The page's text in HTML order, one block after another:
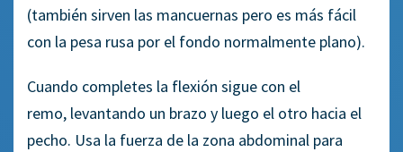
(también sirven las mancuernas pero es más fácil
con la pesa rusa por el fondo normalmente plano).
Cuando completes la flexión sigue con el
remo, levantando un brazo y luego el otro hacia el
pecho. Usa la fuerza de la zona abdominal para